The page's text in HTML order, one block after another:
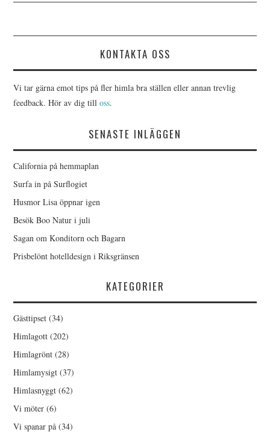
KONTAKTA OSS
Vi tar gärna emot tips på fler himla bra ställen eller annan trevlig
feedback. Hör av dig tilloss.
SENASTE INLÄGGEN
California på hemmaplan
Surfa in på Surflogiet
Husmor Lisa öppnar igen
Besök Boo Natur i juli
Sagan om Konditorn och Bagarn
Prisbelönt hotelldesign i Riksgränsen
KATEGORIER
Gästtipset (34)
Himlagott (202)
Himlagrönt (28)
Himlamysigt (37)
Himlasnyggt (62)
Vi möter (6)
Vi spanar på (34)